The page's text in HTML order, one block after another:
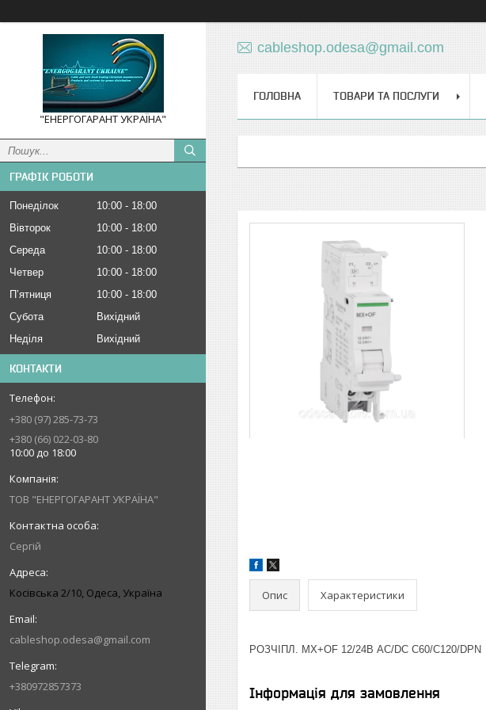
"ЕНЕРГОГАРАНТ УКРАЇНА"
ГРАФІК РОБОТИ
Понеділок 10:00
18:00
Вівторок
10:00
18:00
Середа
10:00
18:00
Четвер
10:00
18:00
Пʼятниця
10:00
18:00
Субота
Вихідний
Неділя
Вихідний
КОНТАКТИ
+380 (97) 285-73-73
+380 (66) 022-03-80
10:00 до 18:00
ТОВ "ЕНЕРГОГАРАНТ УКРАЇНА"
Сергій
Косівська 2/10, Одеса, Україна
cableshop.odesa@gmail.com
+380972857373
cableshop.odesa@gmail.com
ГОЛОВНА ТОВАРИ ТА ПОСЛУГИ
Опис Характеристики
РОЗЧІПЛ. MX+OF 12/24В AC/DC C60/C120/DPN
Інформація для замовлення